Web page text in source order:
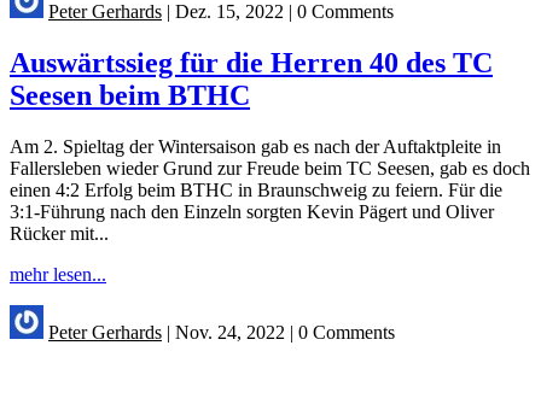
Peter Gerhards Dez. 15, 2022 0 Comments
Auswärtssieg für die Herren 40 des TC
Seesen beim BTHC
Am 2. Spieltag der Wintersaison gab es nach der Auftaktpleite in
Fallersleben wieder Grund zur Freude beim TC Seesen, gab es doch
einen 4:2 Erfolg beim BTHC in Braunschweig zu feiern. Für die
3:1-Führung nach den Einzeln sorgten Kevin Pägert und Oliver
Rücker mit...
mehr lesen...
Peter Gerhards | Nov. 24, 2022 | 0 Comments